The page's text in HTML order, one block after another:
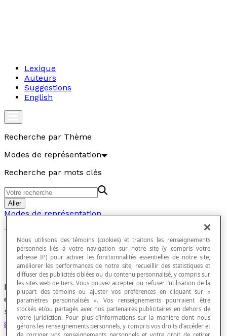
Lexique
Auteurs
Suggestions
English
Recherche par Thème
Modes de représentation
Recherche par mots clés
Aller
Modes de représentation
Théorie des graphes
Discipline mathématique et informatique qui
étudie les représentations de situations portant
sur des relations entre des objets à l'aide de
graphes.
Nous utilisons des témoins (cookies) et traitons les renseignements
personnels liés à votre navigation sur notre site (y compris votre
adresse IP) pour activer les fonctionnalités essentielles de notre site,
améliorer les performances de notre site, recueillir des statistiques et
diffuser des publicités ciblées ou du contenu personnalisé, y compris sur
les sites web de tiers. Vous pouvez accepter ou refuser l’utilisation de la
plupart des témoins ou ajuster vos préférences en cliquant sur «
paramètres personnalisés ». Vos renseignements pourraient être
stockés et/ou partagés avec nos partenaires publicitaires en dehors de
votre juridiction. Pour plus d’informations sur la manière dont nous
gérons les renseignements personnels, y compris vos droits d’accéder et